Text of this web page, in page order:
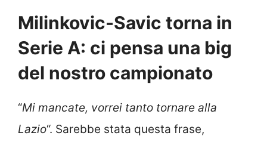
Milinkovic-Savic torna in
Serie A: ci pensa una big
del nostro campionato
“Mi mancate, vorrei tanto tornare alla
Lazio“. Sarebbe stata questa frase,